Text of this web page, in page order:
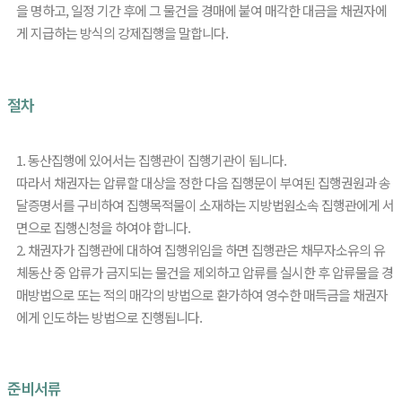
을 명하고, 일정 기간 후에 그 물건을 경매에 붙여 매각한 대금을 채권자에
게 지급하는 방식의 강제집행을 말합니다.
절차
1. 동산집행에 있어서는 집행관이 집행기관이 됩니다.
따라서 채권자는 압류할 대상을 정한 다음 집행문이 부여된 집행권원과 송
달증명서를 구비하여 집행목적물이 소재하는 지방법원소속 집행관에게 서
면으로 집행신청을 하여야 합니다.
2. 채권자가 집행관에 대하여 집행위임을 하면 집행관은 채무자소유의 유
체동산 중 압류가 금지되는 물건을 제외하고 압류를 실시한 후 압류물을 경
매방법으로 또는 적의 매각의 방법으로 환가하여 영수한 매득금을 채권자
에게 인도하는 방법으로 진행됩니다.
준비서류